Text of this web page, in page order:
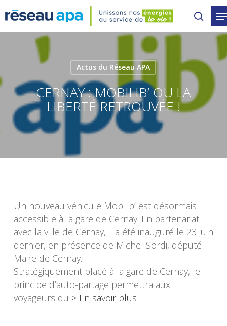
to
main
Actus du Réseau APA
CERNAY : MOBILIB’ OU LA
LIBERTÉ RETROUVÉE !
Un nouveau véhicule Mobilib’ est désormais
accessible à la gare de Cernay. En partenariat
avec la ville de Cernay, il a été inauguré le 23 juin
dernier, en présence de Michel Sordi, député-
Maire de Cernay.
Stratégiquement placé à la gare de Cernay, le
principe d’auto-partage permettra aux
voyageurs du > En savoir plus